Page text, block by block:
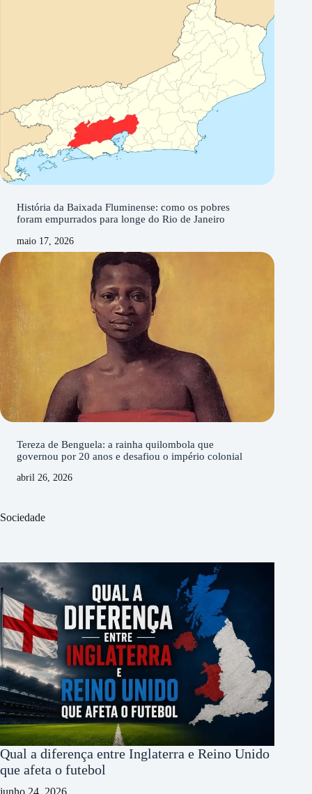
História da Baixada Fluminense: como os pobres
foram empurrados para longe do Rio de Janeiro
maio 17, 2026
Tereza de Benguela: a rainha quilombola que
governou por 20 anos e desafiou o império colonial
abril 26, 2026
Sociedade
Qual a diferença entre Inglaterra e Reino Unido
que afeta o futebol
junho 24, 2026